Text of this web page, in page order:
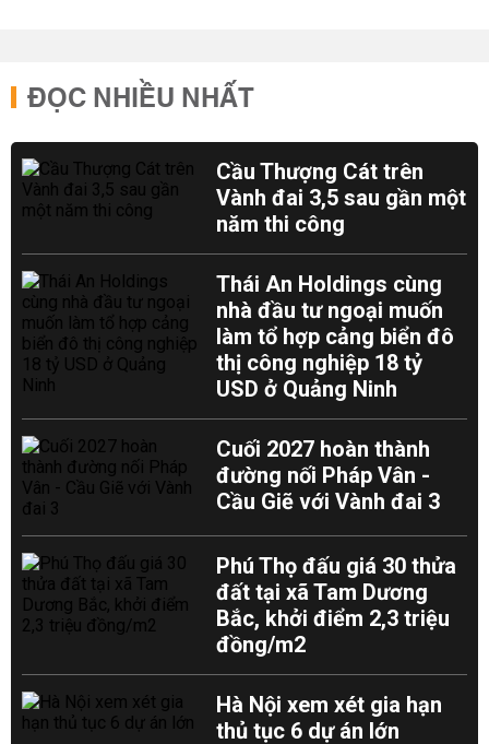
ĐỌC NHIỀU NHẤT
Cầu Thượng Cát trên
Vành đai 3,5 sau gần một
năm thi công
Thái An Holdings cùng
nhà đầu tư ngoại muốn
làm tổ hợp cảng biển đô
thị công nghiệp 18 tỷ
USD ở Quảng Ninh
Cuối 2027 hoàn thành
đường nối Pháp Vân -
Cầu Giẽ với Vành đai 3
Phú Thọ đấu giá 30 thửa
đất tại xã Tam Dương
Bắc, khởi điểm 2,3 triệu
đồng/m2
Hà Nội xem xét gia hạn
thủ tục 6 dự án lớn